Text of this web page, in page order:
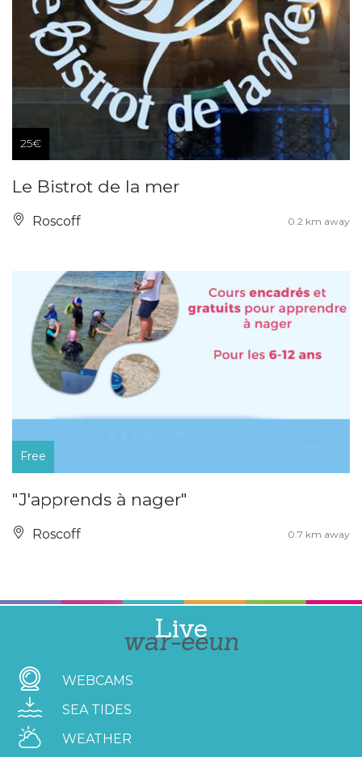
25€
Le Bistrot de la mer
Roscoff 0.2 km away
Free
"J'apprends à nager"
Roscoff 0.7 km away
Live
war-eeun
WEBCAMS
SEA TIDES
WEATHER